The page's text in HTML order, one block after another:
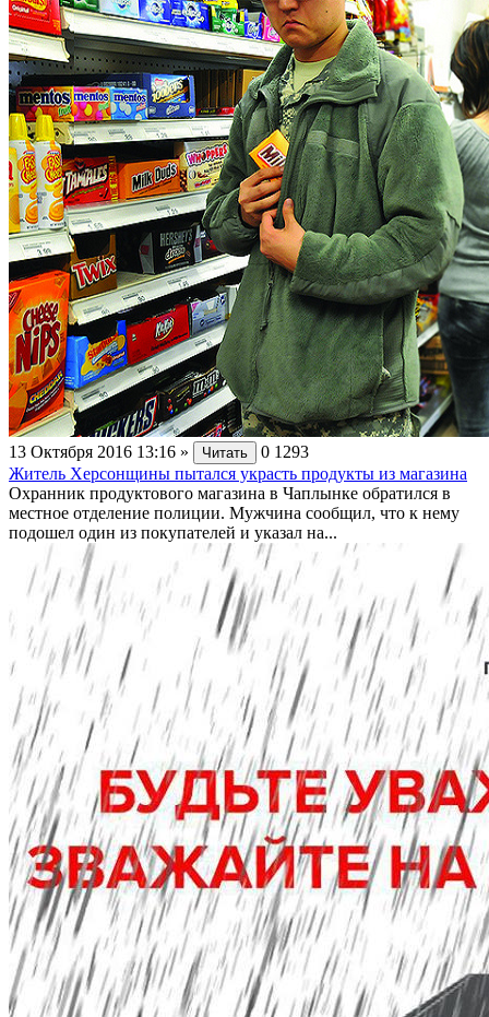
13 Октября 2016 13:16 » Читать 0 1293
Житель Херсонщины пытался украсть продукты из магазина
Охранник продуктового магазина в Чаплынке обратился в
местное отделение полиции. Мужчина сообщил, что к нему
подошел один из покупателей и указал на...